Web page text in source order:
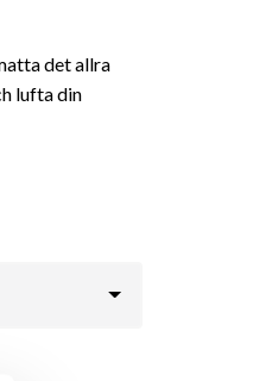
det allra
lufta din